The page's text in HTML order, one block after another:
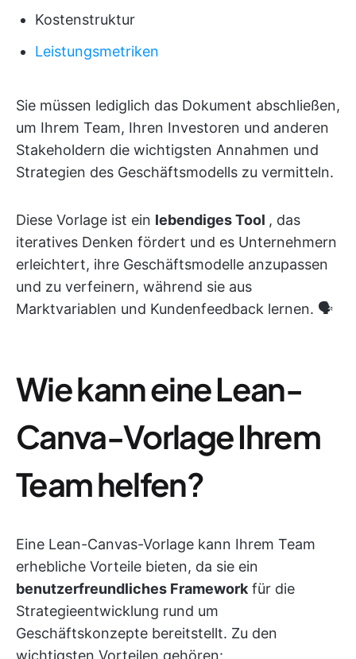
Kostenstruktur
Leistungsmetriken
Sie müssen lediglich das Dokument abschließen,
um Ihrem Team, Ihren Investoren und anderen
Stakeholdern die wichtigsten Annahmen und
Strategien des Geschäftsmodells zu vermitteln.
Diese Vorlage ist ein lebendiges Tool , das
iteratives Denken fördert und es Unternehmern
erleichtert, ihre Geschäftsmodelle anzupassen
und zu verfeinern, während sie aus
Marktvariablen und Kundenfeedback lernen. 🗣️
Wie kann eine Lean-
Canva-Vorlage Ihrem
Team helfen?
Eine Lean-Canvas-Vorlage kann Ihrem Team
erhebliche Vorteile bieten, da sie ein
benutzerfreundliches Framework für die
Strategieentwicklung rund um
Geschäftskonzepte bereitstellt. Zu den
wichtigsten Vorteilen gehören: